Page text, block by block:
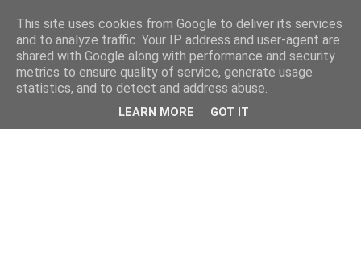
This site uses cookies from Google to deliver its services
and to analyze traffic. Your IP address and user-agent are
shared with Google along with performance and security
metrics to ensure quality of service, generate usage
statistics, and to detect and address abuse.
LEARN MORE GOT IT